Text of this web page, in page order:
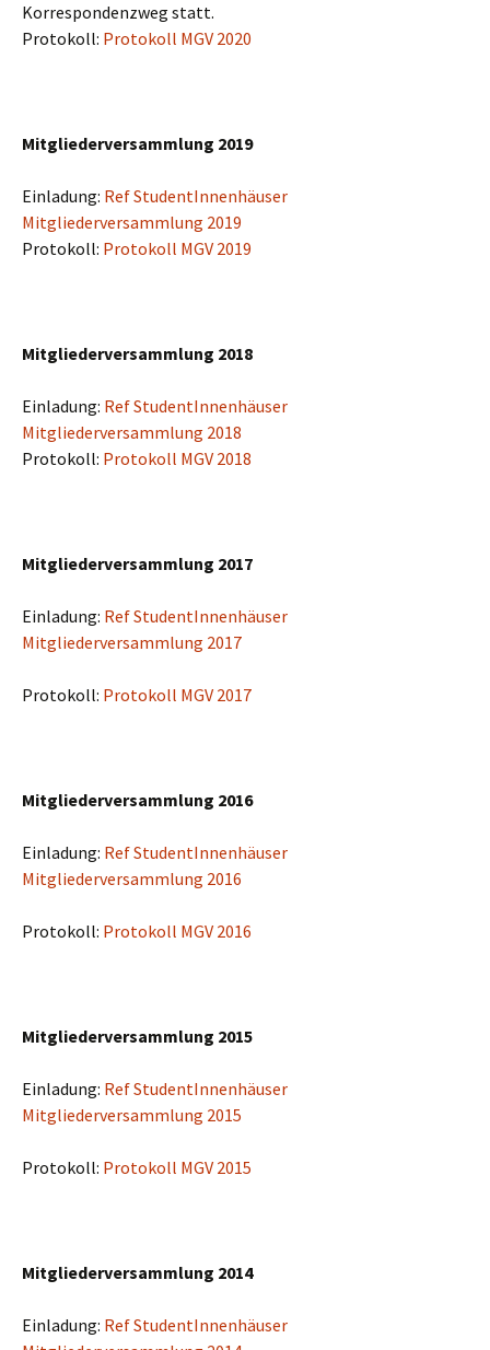
Korrespondenzweg statt.
Protokoll: Protokoll MGV 2020
Mitgliederversammlung 2019
Einladung: Ref StudentInnenhäuser
Mitgliederversammlung 2019
Protokoll: Protokoll MGV 2019
Mitgliederversammlung 2018
Einladung: Ref StudentInnenhäuser
Mitgliederversammlung 2018
Protokoll: Protokoll MGV 2018
Mitgliederversammlung 2017
Einladung: Ref StudentInnenhäuser
Mitgliederversammlung 2017
Protokoll: Protokoll MGV 2017
Mitgliederversammlung 2016
Einladung: Ref StudentInnenhäuser
Mitgliederversammlung 2016
Protokoll: Protokoll MGV 2016
Mitgliederversammlung 2015
Einladung: Ref StudentInnenhäuser
Mitgliederversammlung 2015
Protokoll: Protokoll MGV 2015
Mitgliederversammlung 2014
Einladung: Ref StudentInnenhäuser